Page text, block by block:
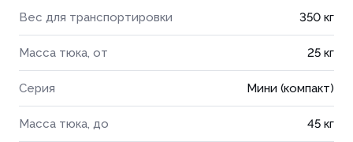
Вес для транспортировки 350 кг
Масса тюка, от 25 кг
Серия Мини (компакт)
Масса тюка, до 45 кг